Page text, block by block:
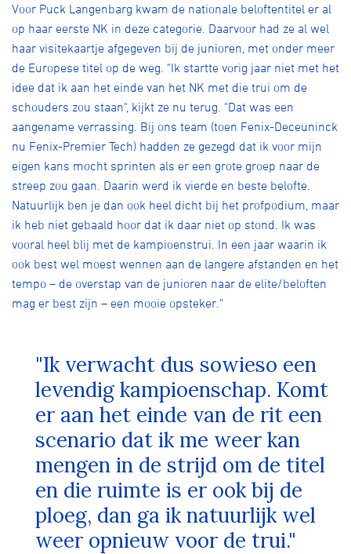
Voor Puck Langenbarg kwam de nationale beloftentitel er al
op haar eerste NK in deze categorie. Daarvoor had ze al wel
haar visitekaartje afgegeven bij de junioren, met onder meer
de Europese titel op de weg. "Ik startte vorig jaar niet met het
idee dat ik aan het einde van het NK met die trui om de
schouders zou staan", kijkt ze nu terug. "Dat was een
aangename verrassing. Bij ons team (toen Fenix-Deceuninck
nu Fenix-Premier Tech) hadden ze gezegd dat ik voor mijn
eigen kans mocht sprinten als er een grote groep naar de
streep zou gaan. Daarin werd ik vierde en beste belofte.
Natuurlijk ben je dan ook heel dicht bij het profpodium, maar
ik heb niet gebaald hoor dat ik daar niet op stond. Ik was
vooral heel blij met de kampioenstrui. In een jaar waarin ik
ook best wel moest wennen aan de langere afstanden en het
tempo – de overstap van de junioren naar de elite/beloften
mag er best zijn – een mooie opsteker."
"Ik verwacht dus sowieso een
levendig kampioenschap. Komt
er aan het einde van de rit een
scenario dat ik me weer kan
mengen in de strijd om de titel
en die ruimte is er ook bij de
ploeg, dan ga ik natuurlijk wel
weer opnieuw voor de trui."